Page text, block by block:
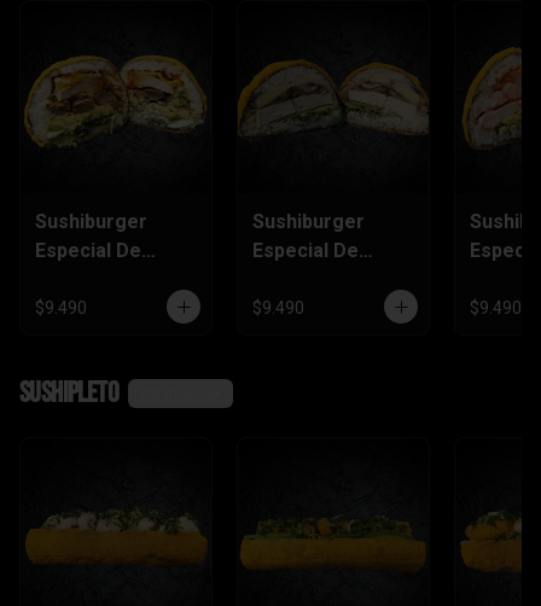
Sushiburger
Especial De
Furai
$9.490
Sushiburger
Especial De
Champiñón
$9.490 $9.490
SushiPleto